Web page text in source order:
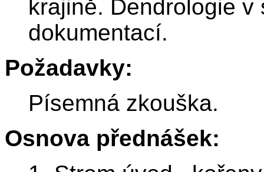
krajině. Dendrologie
dokumentací.
Požadavky:
Písemná zkouška.
Osnova přednášek: